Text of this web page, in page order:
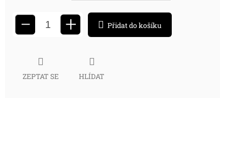
− + Přidat do košíku
ZEPTAT SE HLÍDAT